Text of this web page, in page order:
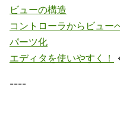
ビューの構造
コントローラからビュー
パーツ化
エディタを使いやすく！
----